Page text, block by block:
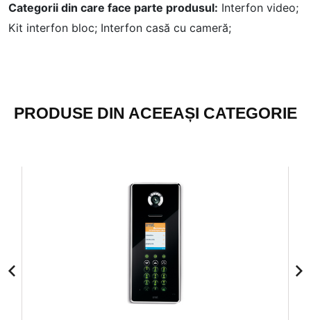
Categorii din care face parte produsul: Interfon video;
Kit interfon bloc; Interfon casă cu cameră;
PRODUSE DIN ACEEAȘI CATEGORIE